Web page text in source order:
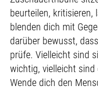
beurteilen, kritisieren,
blenden dich mit
darüber bewusst,
prüfe. Vielleicht sind
wichtig, vielleicht sind
Wende dich den